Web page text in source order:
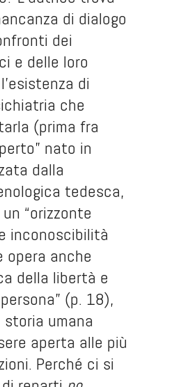
di dialogo
dei
e delle loro
di
che
(prima fra
nato in
dalla
tedesca,
“orizzonte
inconoscibilità
opera anche
della libertà e
(p. 18),
umana
aperta alle più
Perché ci si